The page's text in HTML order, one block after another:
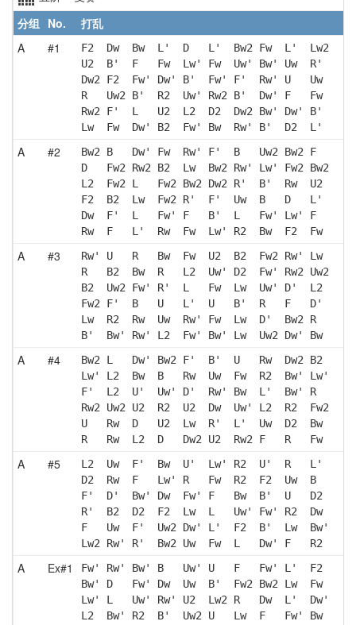
分组 No.
打乱
A
#1
F2  Dw  Bw  L'  D   L'  Bw2 Fw  L'  Lw2
U2  B'  F   Fw  Lw' Fw  Uw' Bw' Uw  R'
Dw2 F2  Fw' Dw' B'  Fw' F'  Rw' U   Uw
R   Uw2 B'  R2  Uw' Rw2 B'  Dw' F   Fw
Rw2 F'  L   U2  L2  D2  Dw2 Bw' Dw' B'
Lw  Fw  Dw' B2  Fw' Bw  Rw' B'  D2  L'
A #2
Bw2 B   Dw' Fw  Rw' F'  B   Uw2 Bw2 F
D   Fw2 Rw2 B2  Lw  Bw2 Rw' Lw' Fw2 Bw2
L2  Fw2 L   Fw2 Bw2 Dw2 R'  B'  Rw  U2
F2  B2  Lw  Fw2 R'  F'  Uw  B   D   L'
Dw  F'  L   Fw' F   B'  L   Fw' Lw' F
Rw  F   L'  Rw  Fw  Lw' R2  Bw  F2  Fw
A #3
Rw' U   R   Bw  Fw  U2  B2  Fw2 Rw' Lw
R   B2  Bw  R   L2  Uw' D2  Fw' Rw2 Uw2
B2  Uw2 Fw' R'  L   Fw  Lw  Uw' D'  L2
Fw2 F'  B   U   L'  U   B'  R   F   D'
Lw  R2  Rw  Uw  Rw' Fw  Lw  D'  Bw2 R
B'  Bw' Rw' L2  Fw' Bw' Lw  Uw2 Dw' Bw
A #4
Bw2 L   Dw' Bw2 F'  B'  U   Rw  Dw2 B2
Lw' L2  Bw  B   Rw  Uw  Fw  R2  Bw' Lw'
F'  L2  U'  Uw' D'  Rw' Bw  L'  Bw' R
Rw2 Uw2 U2  R2  U2  Dw  Uw' L2  R2  Fw2
U   Rw  D   U2  Lw  R'  L'  Uw  D2  Bw
R   Rw  L2  D   Dw2 U2  Rw2 F   R   Fw
A #5
L2  Uw  F'  Bw  U'  Lw' R2  U'  R   L'
D2  Rw  F   Lw' R   Fw  R2  F2  Uw  B
F'  D'  Bw' Dw  Fw' F   Bw  B'  U   D2
R'  B2  D2  F2  Lw  L   Uw' Fw' R2  Dw
F   Uw  F'  Uw2 Dw' L'  F2  B'  Lw  Bw'
Lw2 Rw' R'  Bw2 Uw  Fw  L   Dw' F   R2
A Ex#1
Fw' Rw' Bw' B   Uw' U   F   Fw' L'  F2
Bw' D   Fw' Dw  Uw  B'  Fw2 Bw2 Lw  Fw
Lw' L   Uw' Rw' U2  Lw2 R   Dw  L'  Dw'
L2  Bw' R2  B'  Uw2 U   Lw  F   Fw' Bw